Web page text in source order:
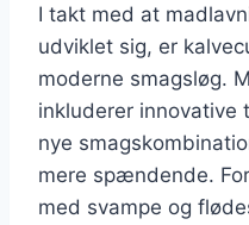
I takt med at
udviklet sig, er
moderne smagsløg.
inkluderer innovative
nye
mere spændende.
med svampe og